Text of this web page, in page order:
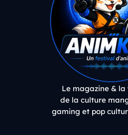
Le magazine &
de la culture
gaming et pop